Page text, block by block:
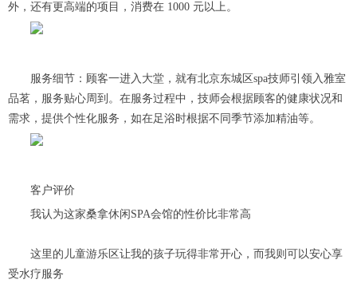
外，还有更高端的项目，消费在 1000 元以上。
服务细节：顾客一进入大堂，就有北京东城区spa技师引领入雅室
品茗，服务贴心周到。在服务过程中，技师会根据顾客的健康状况和
需求，提供个性化服务，如在足浴时根据不同季节添加精油等。
客户评价
我认为这家桑拿休闲SPA会馆的性价比非常高
这里的儿童游乐区让我的孩子玩得非常开心，而我则可以安心享
受水疗服务